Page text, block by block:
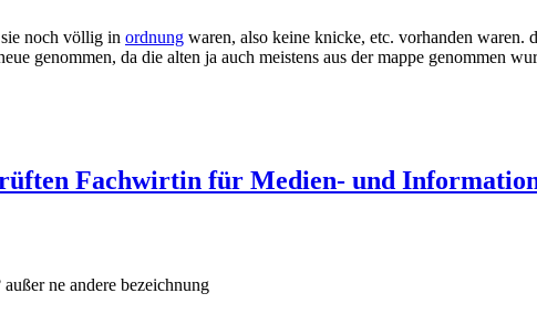
noch völlig in ordnung waren, also keine knicke, etc. vorhanden waren.
genommen, da die alten ja auch meistens aus der mappe genommen
Fachwirtin für Medien- und
ne andere bezeichnung